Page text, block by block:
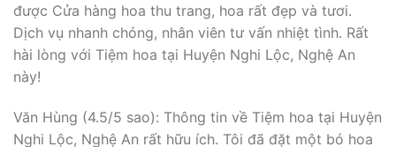
được Cửa hàng hoa thu trang, hoa rất đẹp và tươi.
Dịch vụ nhanh chóng, nhân viên tư vấn nhiệt tình. Rất
hài lòng với Tiệm hoa tại Huyện Nghi Lộc, Nghệ An
này!
Văn Hùng (4.5/5 sao): Thông tin về Tiệm hoa tại Huyện
Nghi Lộc, Nghệ An rất hữu ích. Tôi đã đặt một bó hoa